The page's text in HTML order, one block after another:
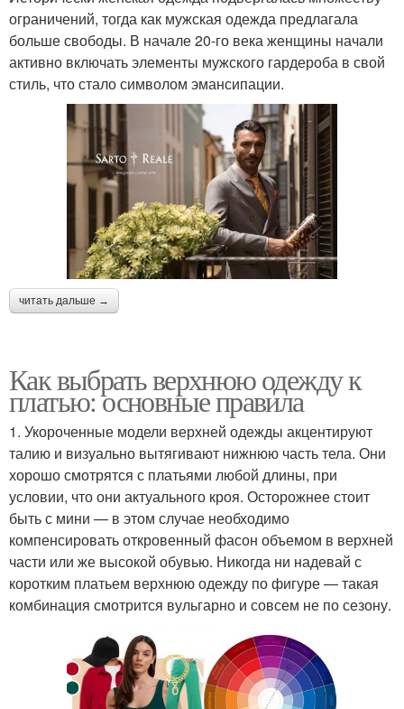
ограничений, тогда как мужская одежда предлагала
больше свободы. В начале 20-го века женщины начали
активно включать элементы мужского гардероба в свой
стиль, что стало символом эмансипации.
читать дальше →
Как выбрать верхнюю одежду к
платью: основные правила
1. Укороченные модели верхней одежды акцентируют
талию и визуально вытягивают нижнюю часть тела. Они
хорошо смотрятся с платьями любой длины, при
условии, что они актуального кроя. Осторожнее стоит
быть с мини — в этом случае необходимо
компенсировать откровенный фасон объемом в верхней
части или же высокой обувью. Никогда ни надевай с
коротким платьем верхнюю одежду по фигуре — такая
комбинация смотрится вульгарно и совсем не по сезону.